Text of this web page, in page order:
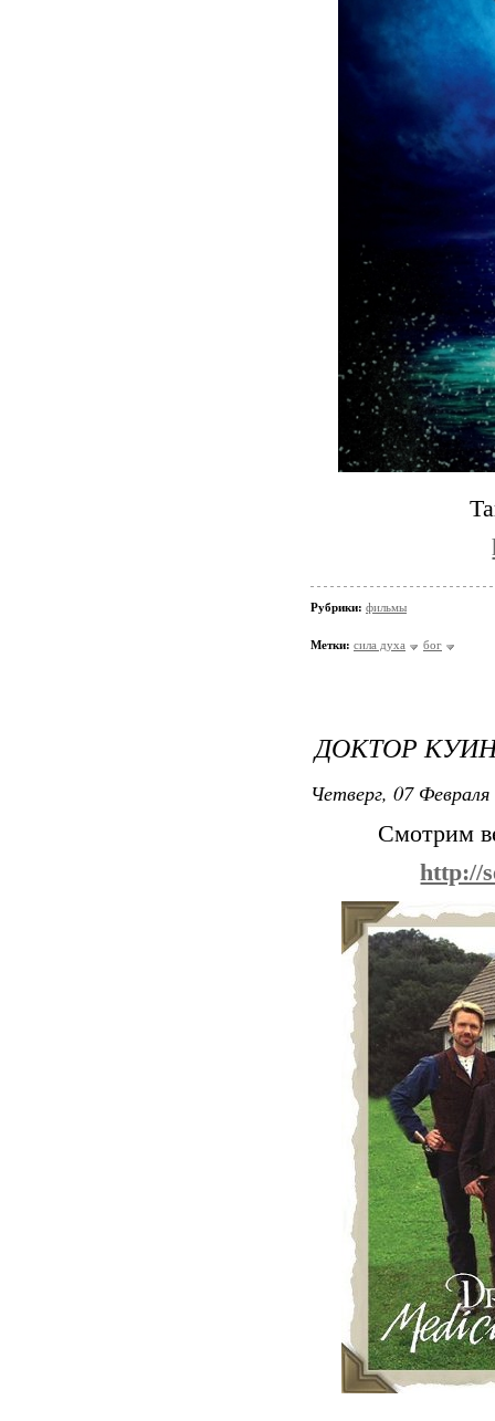
Рубрики: фильмы
Метки: сила духа бог
ДОКТОР
Четверг, 07
Смотрим
http://